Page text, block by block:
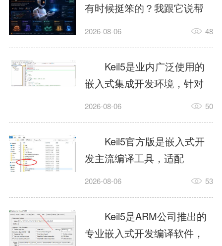
有时候挺笨的？我跟它说帮
我订个明天早上的闹钟，它
这样？因为AI，就是个只会
耍嘴皮子的书呆子。它脑子
里有海量知识，但没有真正
激发出来实力。而
AgentSkill，就是给AI大脑装
上的一双机械手，它真的能
解决很多问题。1什么是
AgentSkillSkill指...
2026-08-06 48
Keil5是业内广泛使用的
嵌入式集成开发环境，针对
ARM、51内核单片机提供编
力，代码编译稳定，调试工
具成熟，大量开源项目基于
该平台开发。新项目需要单
独下载对应芯片支持包，新
手配置难度较高，正版商业
授权费用不菲，未授权版本
存在程序容量限制，适合硬
2026-08-06 50
Keil5官方版是嵌入式开
发主流编译工具，适配
STM32、51单片机等多款芯
在线调试、代码仿真，兼容
众多厂商芯片安装包。软件
需要手动添加器件库，初次
2026-08-06 53
Keil5是ARM公司推出的
专业嵌入式开发编译软件，